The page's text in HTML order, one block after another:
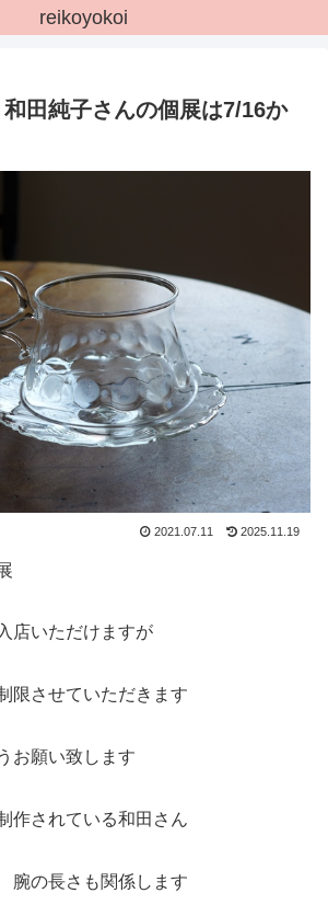
reikoyokoi
田純子さんの個展は7/16か
2021.07.11 2025.11.19
店いただけますが
させていただきます
お願い致します
作されている和田さん
の長さも関係します